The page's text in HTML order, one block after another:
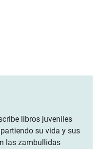
libros juveniles
su vida y sus
las zambullidas